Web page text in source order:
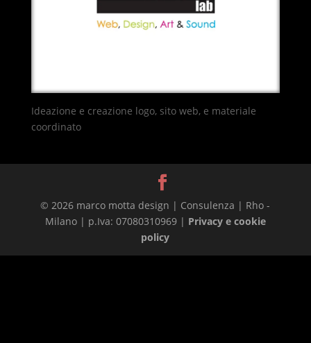
Ideazione e creazione logo, sito web, e materiale
coordinato
© 2026 marco motta design | Consulenza | Rho -
Milano | p.Iva: 07080310969 | Privacy e cookie
policy